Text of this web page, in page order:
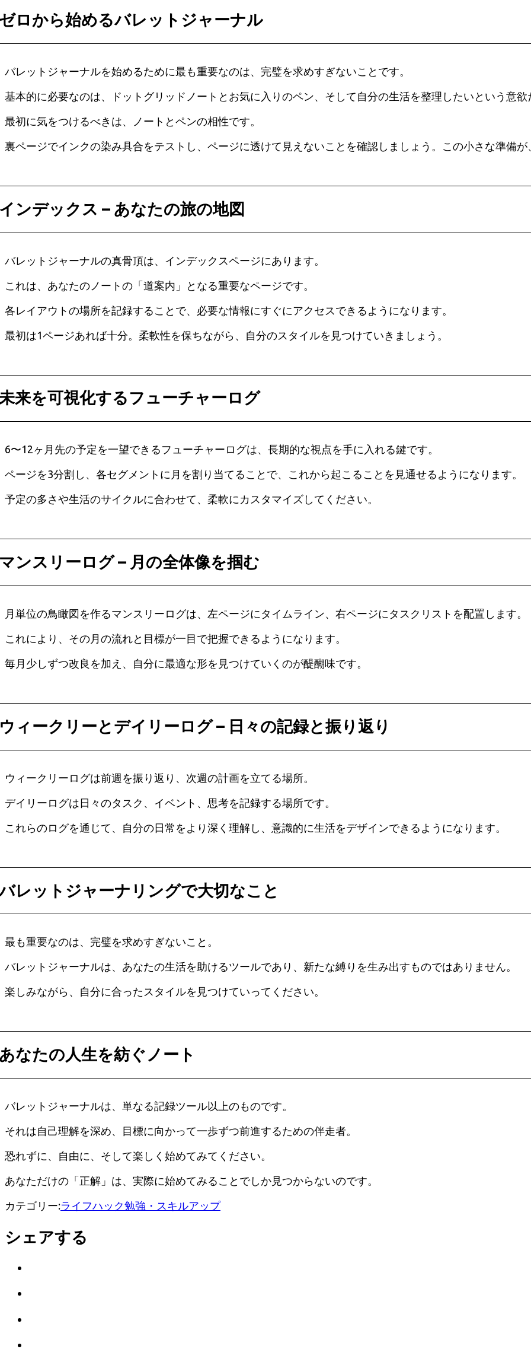
ロから始めるバレットジャーナル
バレットジャーナルを始めるために最も重要なのは、完璧を求めすぎないことです。
基本的に必要なのは、ドットグリッドノートとお気に入りのペン、そして自分の生活を整理したいという意欲
最初に気をつけるべきは、ノートとペンの相性です。
裏ページでインクの染み具合をテストし、ページに透けて見えないことを確認しましょう。この小さな準備
ンデックス – あなたの旅の地図
バレットジャーナルの真骨頂は、インデックスページにあります。
これは、あなたのノートの「道案内」となる重要なページです。
各レイアウトの場所を記録することで、必要な情報にすぐにアクセスできるようになります。
最初は1ページあれば十分。柔軟性を保ちながら、自分のスタイルを見つけていきましょう。
来を可視化するフューチャーログ
6〜12ヶ月先の予定を一望できるフューチャーログは、長期的な視点を手に入れる鍵です。
ページを3分割し、各セグメントに月を割り当てることで、これから起こることを見通せるようになります。
予定の多さや生活のサイクルに合わせて、柔軟にカスタマイズしてください。
ンスリーログ – 月の全体像を掴む
月単位の鳥瞰図を作るマンスリーログは、左ページにタイムライン、右ページにタスクリストを配置します。
これにより、その月の流れと目標が一目で把握できるようになります。
毎月少しずつ改良を加え、自分に最適な形を見つけていくのが醍醐味です。
ィークリーとデイリーログ – 日々の記録と振り返り
ウィークリーログは前週を振り返り、次週の計画を立てる場所。
デイリーログは日々のタスク、イベント、思考を記録する場所です。
これらのログを通じて、自分の日常をより深く理解し、意識的に生活をデザインできるようになります。
レットジャーナリングで大切なこと
最も重要なのは、完璧を求めすぎないこと。
バレットジャーナルは、あなたの生活を助けるツールであり、新たな縛りを生み出すものではありません。
楽しみながら、自分に合ったスタイルを見つけていってください。
なたの人生を紡ぐノート
バレットジャーナルは、単なる記録ツール以上のものです。
それは自己理解を深め、目標に向かって一歩ずつ前進するための伴走者。
恐れずに、自由に、そして楽しく始めてみてください。
あなただけの「正解」は、実際に始めてみることでしか見つからないのです。
カテゴリー:ライフハック勉強・スキルアップ
シェアする